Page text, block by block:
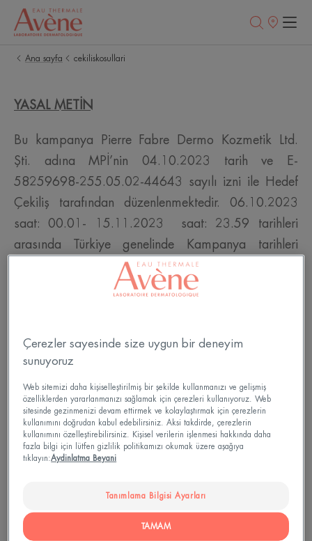
Satış
Ana sayfa cekiliskosullari
YASAL METİN
Bu kampanya Pierre Fabre Dermo Kozmetik Ltd.
Şti. adına MPİ’nin 04.10.2023 tarih ve E-
58259698-255.05.02-44643 sayılı izni ile Hedef
Çekiliş tarafından düzenlenmektedir. 06.10.2023
saat: 00.01- 15.11.2023
saat: 23.59 tarihleri
arasında Türkiye genelinde Kampanya tarihleri
arasında Türkiye genelinde Instagram uygulamasına
kullanıcı adı ve şifresiyle giriş yaparak PİERRE
hesabında paylaşılan kampanya postunun altında
bulunan formdaki ad-soyad, doğum tarihi, mail
adresi, instagram hesabı kullanıcı adı bilgilerini
dolduranlara 1 çekiliş hakkı verilecektir. Talihliler
belli olduktan sonra direkt mesaj bölümünden
kendilerine ulaşılarak adres ve iletişim detayı
Avène Termal Su 150 ml verilecektir. Kazanan
talihliler 27.11.2023 tarihinde
www.instagram.com/eauthermaleaveneturkiye
Çerezler sayesinde size uygun bir deneyim
sunuyoruz
Web sitemizi daha kişiselleştirilmiş bir şekilde kullanmanızı ve gelişmiş
özelliklerden yararlanmanızı sağlamak için çerezleri kullanıyoruz. Web
sitesinde gezinmenizi devam ettirmek ve kolaylaştırmak için çerezlerin
kullanımını doğrudan kabul edebilirsiniz. Aksi takdirde, çerezlerin
kullanımını özelleştirebilirsiniz. Kişisel verilerin işlenmesi hakkında daha
fazla bilgi için lütfen gizlilik politikamızı okumak üzere aşağıya
tıklayın:Aydinlatma Beyani
Tanımlama Bilgisi Ayarları
TAMAM